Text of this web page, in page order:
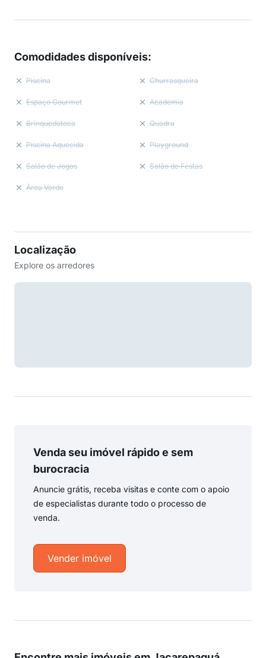
Comodidades disponíveis:
Piscina Churrasqueira
Espaço Gourmet Academia
Brinquedoteca Quadra
Piscina Aquecida Playground
Salão de Jogos Salão de Festas
Área Verde
Localização
Explore os arredores
Venda seu imóvel rápido e sem
burocracia
Anuncie grátis, receba visitas e conte com o apoio
de especialistas durante todo o processo de
venda.
Vender imóvel